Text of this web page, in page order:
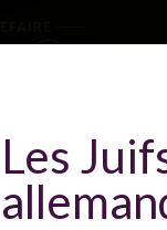
Les